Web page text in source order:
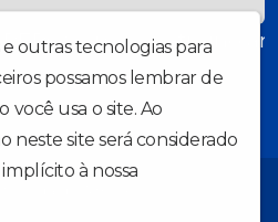
em jogo-treino
e outras tecnologias para
possamos lembrar de
usa o site. Ao
neste site será considerado
à nossa